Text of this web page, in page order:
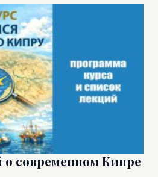
бензиновые модели
позиции. Эти...
о современном Кипре